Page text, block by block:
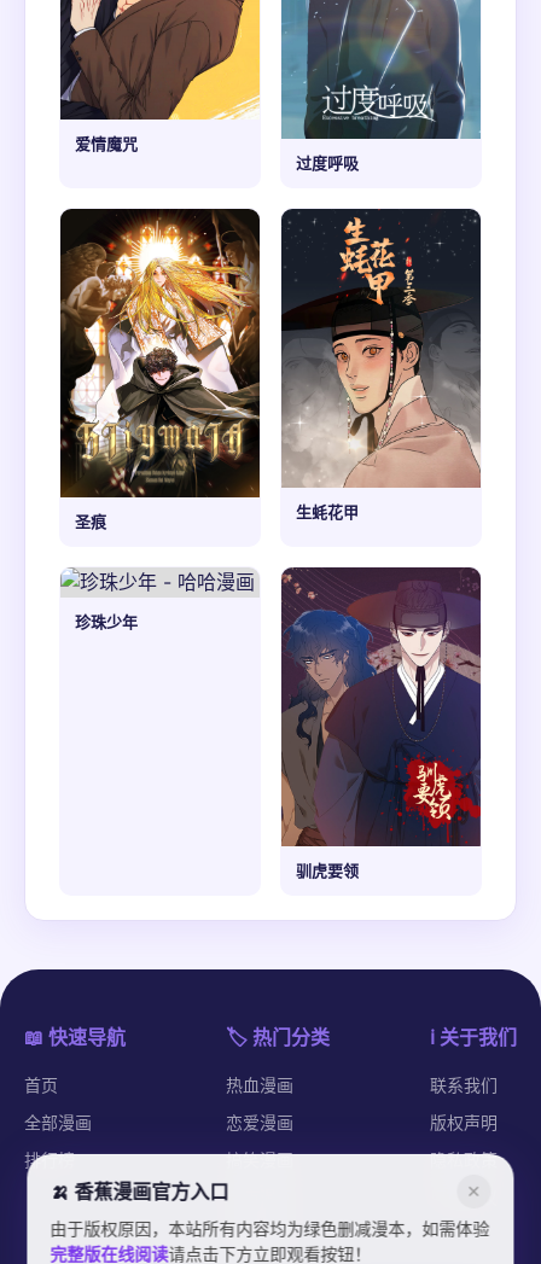
爱情魔咒
过度呼吸
圣痕
生蚝花甲
珍珠少年
驯虎要领
📖 快速导航
首页
全部漫画
排行榜
🏷️ 热门分类
热血漫画
恋爱漫画
搞笑漫画
都市漫画
纯爱漫画
ℹ️ 关于我们
联系我们
版权声明
隐私政策
用户协议
🍌 香蕉漫画官方入口 ✕
由于版权原因，本站所有内容均为绿色删减漫本，如需体验
完整版在线阅读请点击下方立即观看按钮！